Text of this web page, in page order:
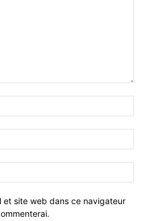
et site web dans ce navigateur